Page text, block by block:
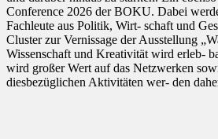
Conference 2026 der BOKU. Dabei
Fachleute aus Politik, Wirt- schaft und
Cluster zur Vernissage der Ausstellung
Wissenschaft und Kreativität wird erleb-
wird großer Wert auf das Netzwerken
diesbezüglichen Aktivitäten wer- den